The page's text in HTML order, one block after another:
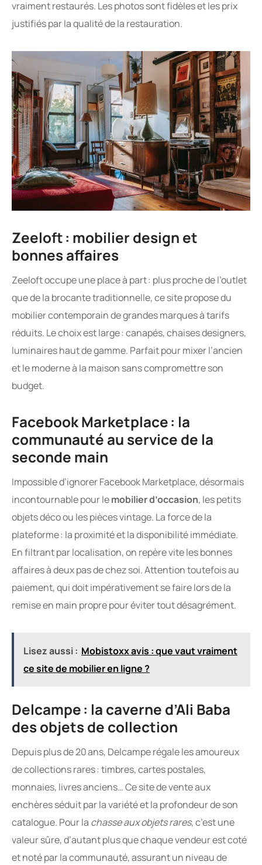
vraiment restaurés. Les photos sont fidèles et les prix
justifiés par la qualité de la restauration.
Zeeloft : mobilier design et
bonnes affaires
Zeeloft occupe une place à part : plus proche de l’outlet
que de la brocante traditionnelle, ce site propose du
mobilier contemporain de grandes marques à tarifs
réduits. Le choix est large : canapés, chaises designers,
luminaires haut de gamme. Parfait pour mixer l’ancien
et le moderne à la maison sans compromettre son
budget.
Facebook Marketplace : la
communauté au service de la
seconde main
Impossible d’ignorer Facebook Marketplace, désormais
incontournable pour lemobilier d’occasion, les petits
objets déco ou les pièces vintage. La force de la
plateforme : la proximité et la disponibilité immédiate.
En filtrant par localisation, on repère vite les bonnes
affaires à deux pas de chez soi. Attention toutefois au
paiement, qui doit impérativement se faire lors de la
remise en main propre pour éviter tout désagrément.
Lisez aussi : Mobistoxx avis : que vaut vraiment
ce site de mobilier en ligne ?
Delcampe : la caverne d’Ali Baba
des objets de collection
Depuis plus de 20 ans, Delcampe régale les amoureux
de collections rares : timbres, cartes postales,
monnaies, livres anciens… Ce site de vente aux
enchères séduit par la variété et la profondeur de son
catalogue. Pour la chasse aux objets rares, c’est une
valeur sûre, d’autant plus que chaque vendeur est coté
et noté par la communauté, assurant un niveau de